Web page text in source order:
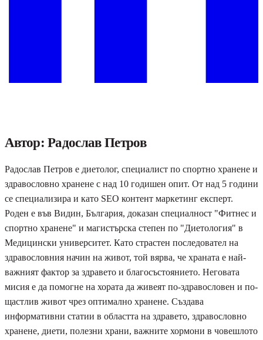
Автор: Радослав Петров
Радослав Петров е диетолог, специалист по спортно хранене и
здравословно хранене с над 10 годишен опит. От над 5 години
се специализира и като SEO контент маркетинг експерт.
Роден е във Видин, България, доказан специалност "Фитнес и
спортно хранене" и магистърска степен по "Диетология" в
Медицински университет. Като страстен последовател на
здравословния начин на живот, той вярва, че храната е най-
важният фактор за здравето и благосъстоянието. Неговата
мисия е да помогне на хората да живеят по-здравословен и по-
щастлив живот чрез оптимално хранене. Създава
информативни статии в областта на здравето, здравословно
хранене, диети, полезни храни, важните хормони в човешлото